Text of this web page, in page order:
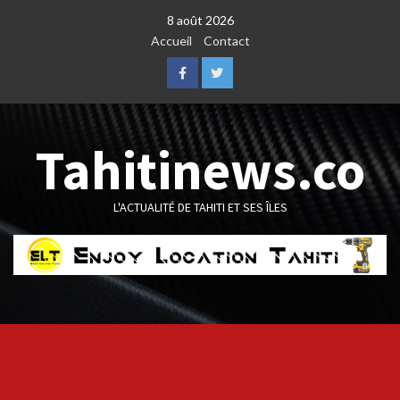
8 août 2026
Accueil
Contact
FacebookTwitter
Tahitinews.co
L'ACTUALITÉ DE TAHITI ET SES ÎLES